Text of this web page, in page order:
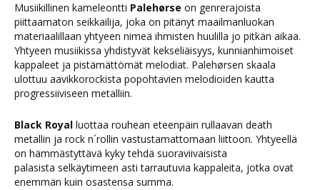
Musiikillinen kameleontti Palehørse on genrerajoista
piittaamaton seikkailija, joka on pitänyt maailmanluokan
materiaalillaan yhtyeen nimeä ihmisten huulilla jo pitkän aikaa.
Yhtyeen musiikissa yhdistyvät kekseliäisyys, kunnianhimoiset
kappaleet ja pistämättömät melodiat. Palehørsen skaala
ulottuu aavikkorockista popohtavien melodioiden kautta
progressiiviseen metalliin.
Black Royal luottaa rouhean eteenpäin rullaavan death
metallin ja rock n´rollin vastustamattomaan liittoon. Yhtyeellä
on hämmästyttävä kyky tehdä suoraviivaisista
palasista selkäytimeen asti tarrautuvia kappaleita, jotka ovat
enemmän kuin osastensa summa.